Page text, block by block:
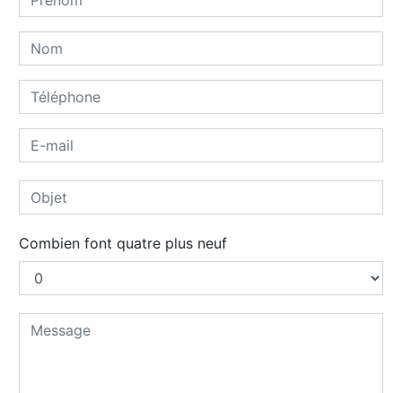
Combien font quatre plus neuf